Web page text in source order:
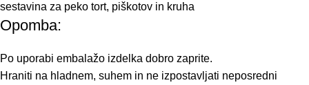
sestavina za peko tort, piškotov in kruha
Opomba:
Po uporabi embalažo izdelka dobro zaprite.
Hraniti na hladnem, suhem in ne izpostavljati neposredni